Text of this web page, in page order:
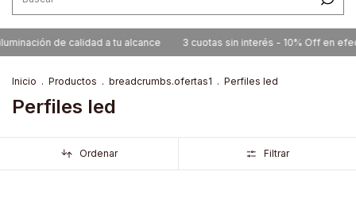
de calidad a tu alcance 3 cuotas sin interés - 10% Off en
Inicio . Productos . breadcrumbs.ofertas1 . Perfiles led
Perfiles led
Ordenar Filtrar